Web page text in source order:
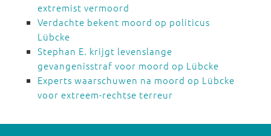
extremist vermoord
Verdachte bekent moord op politicus
Lübcke
Stephan E. krijgt levenslange
gevangenisstraf voor moord op Lübcke
Experts waarschuwen na moord op Lübcke
voor extreem-rechtse terreur